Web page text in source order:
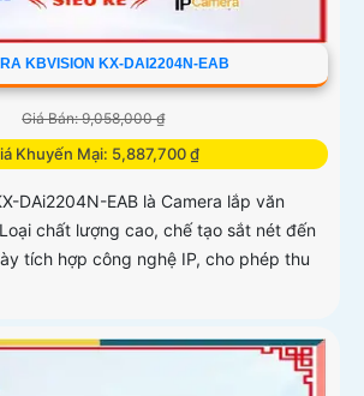
KBVISION KX-DAI2204N-EAB
Giá Bán: 9,058,000 ₫
Khuyến Mại: 5,887,700 ₫
DAi2204N-EAB là Camera lắp văn
chất lượng cao, chế tạo sắt nét đến
tích hợp công nghệ IP, cho phép thu